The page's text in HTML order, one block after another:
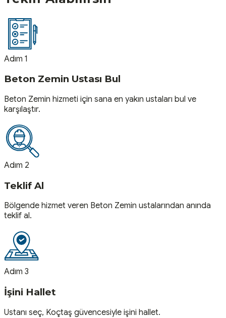
Adım 1
Beton Zemin Ustası Bul
Beton Zemin hizmeti için sana en yakın ustaları bul ve
karşılaştır.
Adım 2
Teklif Al
Bölgende hizmet veren Beton Zemin ustalarından anında
teklif al.
Adım 3
İşini Hallet
Ustanı seç, Koçtaş güvencesiyle işini hallet.